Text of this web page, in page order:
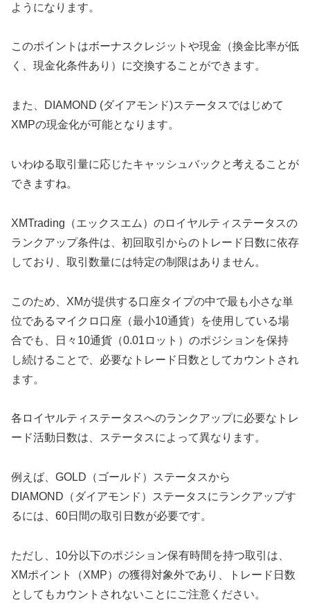
ようになります。
このポイントはボーナスクレジットや現金（換金比率が低
く、現金化条件あり）に交換することができます。
また、DIAMOND (ダイアモンド)ステータスではじめて
XMPの現金化が可能となります。
いわゆる取引量に応じたキャッシュバックと考えることが
できますね。
XMTrading（エックスエム）のロイヤルティステータスの
ランクアップ条件は、初回取引からのトレード日数に依存
しており、取引数量には特定の制限はありません。
このため、XMが提供する口座タイプの中で最も小さな単
位であるマイクロ口座（最小10通貨）を使用している場
合でも、日々10通貨（0.01ロット）のポジションを保持
し続けることで、必要なトレード日数としてカウントされ
ます。
各ロイヤルティステータスへのランクアップに必要なトレ
ード活動日数は、ステータスによって異なります。
例えば、GOLD（ゴールド）ステータスから
DIAMOND（ダイアモンド）ステータスにランクアップす
るには、60日間の取引日数が必要です。
ただし、10分以下のポジション保有時間を持つ取引は、
XMポイント（XMP）の獲得対象外であり、トレード日数
としてもカウントされないことにご注意ください。